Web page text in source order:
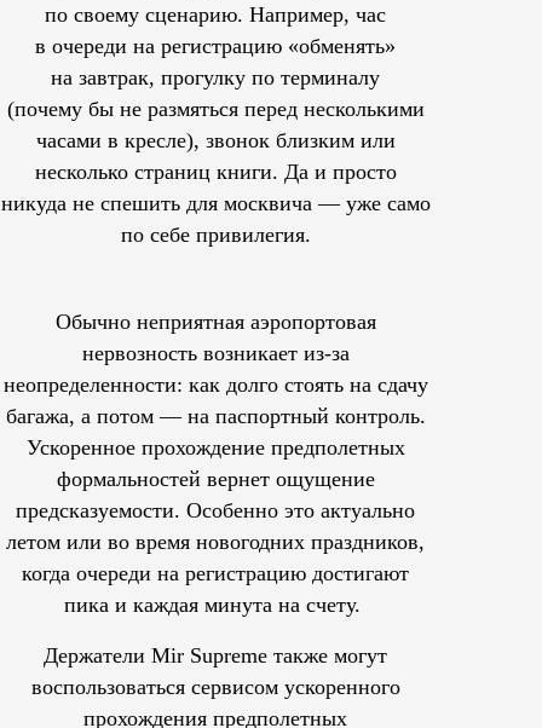
по своему сценарию. Например, час
в очереди на регистрацию «обменять»
на завтрак, прогулку по терминалу
(почему бы не размяться перед несколькими
часами в кресле), звонок близким или
несколько страниц книги. Да и просто
никуда не спешить для москвича — уже само
по себе привилегия.
Обычно неприятная аэропортовая
нервозность возникает из-за
неопределенности: как долго стоять на сдачу
багажа, а потом — на паспортный контроль.
Ускоренное прохождение предполетных
формальностей вернет ощущение
предсказуемости. Особенно это актуально
летом или во время новогодних праздников,
когда очереди на регистрацию достигают
пика и каждая минута на счету.
Держатели Mir Supreme также могут
воспользоваться сервисом ускоренного
прохождения предполетных